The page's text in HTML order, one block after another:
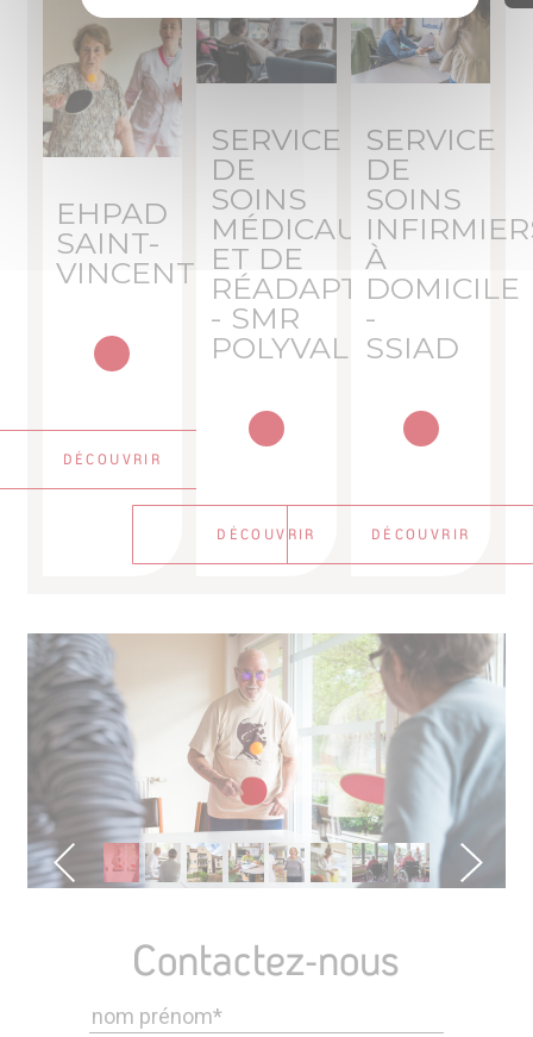
EHPAD
SAINT-
VINCENT
DÉCOUVRIR
SERVICE
DE
SOINS
MÉDICAUX
ET DE
RÉADAPTATION
- SMR
POLYVALENT
DÉCOUVRIR
SERVICE
DE
SOINS
À
DOMICILE
-
SSIAD
DÉCOUVRIR
Contactez-nous